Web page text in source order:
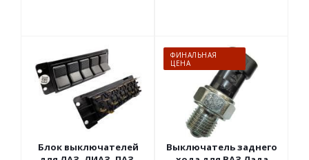
Блок выключателей
ФИНАЛЬНАЯ
ЦЕНА
Выключатель заднего